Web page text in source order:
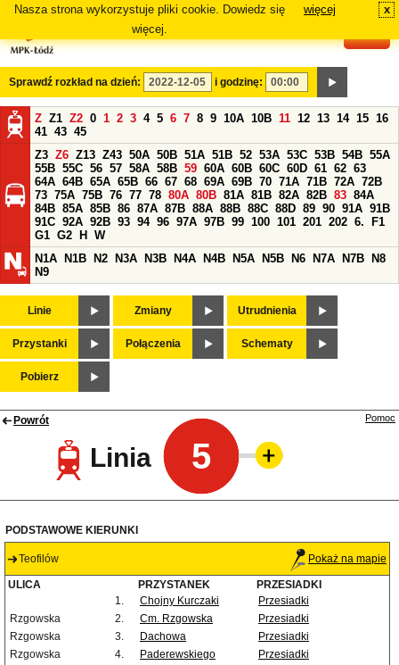
Nasza strona wykorzystuje pliki cookie. Dowiedz się
więcej.
więcej x
Sprawdź rozkład na dzień: i godzinę:
Z Z1 Z2 0 1 2 3 4 5 6 7 8 9 10A 10B 11 12 13 14 15 16
41 43 45
Z3 Z6 Z13 Z43 50A 50B 51A 51B 52 53A 53C 53B 54B 55A
55B 55C 56 57 58A 58B 59 60A 60B 60C 60D 61 62 63
64A 64B 65A 65B 66 67 68 69A 69B 70 71A 71B 72A 72B
73 75A 75B 76 77 78 80A 80B 81A 81B 82A 82B 83 84A
84B 85A 85B 86 87A 87B 88A 88B 88C 88D 89 90 91A 91B
91C 92A 92B 93 94 96 97A 97B 99 100 101 201 202 6.
F1
G1 G2 H
W
N1A
N1B N2 N3A N3B N4A N4B N5A N5B N6 N7A N7B
N8
N9
Linie Zmiany Utrudnienia
Przystanki Połączenia Schematy
Pobierz
Powrót
Linia 5
Pomoc
PODSTAWOWE KIERUNKI
Teofilów Pokaż na mapie
ULICA PRZYSTANEK
PRZESIADKI
1.
Chojny Kurczaki
Przesiadki
Rzgowska
2. Cm. Rzgowska
Przesiadki
Rzgowska
3. Dachowa
Przesiadki
Rzgowska
4. Paderewskiego
Przesiadki